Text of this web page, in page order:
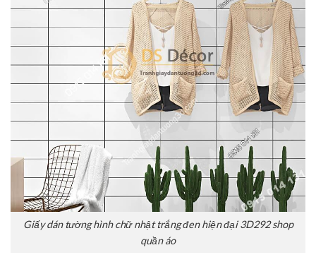
Giấy dán tường hình chữ nhật trắng đen hiện đại 3D292 shop
quần áo